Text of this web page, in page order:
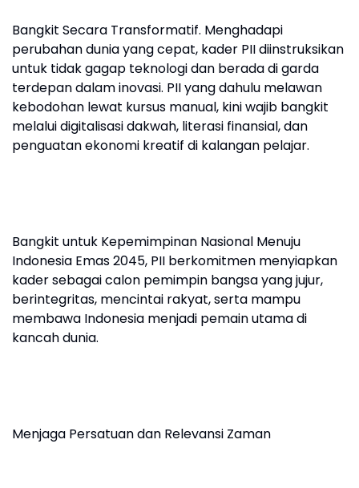
Bangkit Secara Transformatif. Menghadapi
perubahan dunia yang cepat, kader PII diinstruksikan
untuk tidak gagap teknologi dan berada di garda
terdepan dalam inovasi. PII yang dahulu melawan
kebodohan lewat kursus manual, kini wajib bangkit
melalui digitalisasi dakwah, literasi finansial, dan
penguatan ekonomi kreatif di kalangan pelajar.
Bangkit untuk Kepemimpinan Nasional Menuju
Indonesia Emas 2045, PII berkomitmen menyiapkan
kader sebagai calon pemimpin bangsa yang jujur,
berintegritas, mencintai rakyat, serta mampu
membawa Indonesia menjadi pemain utama di
kancah dunia.
Menjaga Persatuan dan Relevansi Zaman